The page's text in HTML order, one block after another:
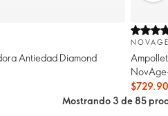
Antiedad Diamond
$729.90
Mostrando 3 de 85